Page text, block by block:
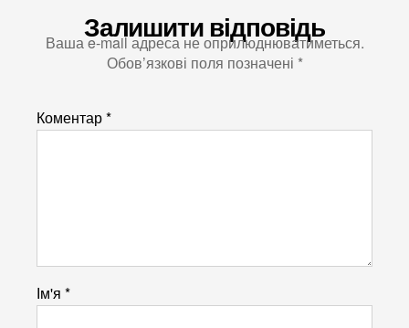
Залишити відповідь
Ваша e-mail адреса не оприлюднюватиметься.
Обов’язкові поля позначені *
Коментар*
Ім'я *